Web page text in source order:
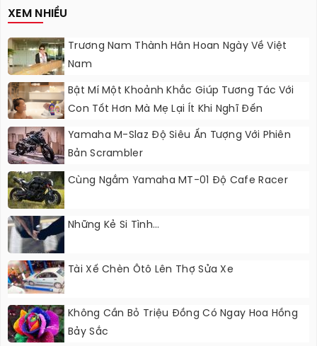
XEM NHIỀU
Trương Nam Thành Hân Hoan Ngày Về Việt
Nam
Bật Mí Một Khoảnh Khắc Giúp Tương Tác Với
Con Tốt Hơn Mà Mẹ Lại Ít Khi Nghĩ Đến
Yamaha M-Slaz Độ Siêu Ấn Tượng Với Phiên
Bản Scrambler
Cùng Ngắm Yamaha MT-01 Độ Cafe Racer
Những Kẻ Si Tình...
Tài Xế Chèn Ôtô Lên Thợ Sửa Xe
Không Cần Bỏ Triệu Đồng Có Ngay Hoa Hồng
Bảy Sắc